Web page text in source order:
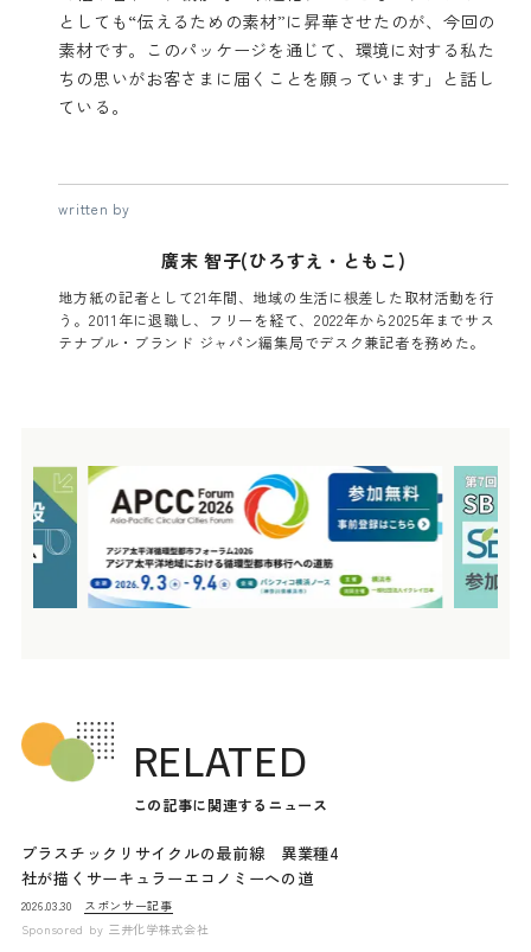
としても“伝えるための素材”に昇華させたのが、今回の
素材です。このパッケージを通じて、環境に対する私た
ちの思いがお客さまに届くことを願っています」と話し
ている。
written by
廣末 智子(ひろすえ・ともこ)
地方紙の記者として21年間、地域の生活に根差した取材活動を行
う。2011年に退職し、フリーを経て、2022年から2025年までサス
テナブル・ブランド ジャパン編集局でデスク兼記者を務めた。
RELATED
この記事に関連するニュース
プラスチックリサイクルの最前線 異業種4
社が描くサーキュラーエコノミーへの道
2026.03.30
スポンサー記事
Sponsored by 三井化学株式会社